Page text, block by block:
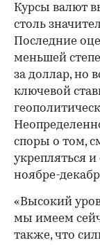
Курсы валют
столь
Последние
меньшей
за доллар, но
ключевой
споры о том,
укрепляться
ноябре-
«Высокий
мы имеем
также, что